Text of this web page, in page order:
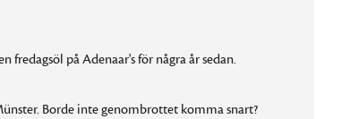
på Adenaar's för några år sedan.
Borde inte genombrottet komma snart?